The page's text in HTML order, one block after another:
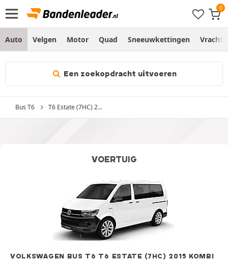
Auto Velgen Motor Quad Sneeuwkettingen
Een zoekopdracht uitvoeren
Bus T6 T6 Estate (7HC) 2...
VOERTUIG
VOLKSWAGEN BUS T6 T6 ESTATE (7HC) 2015 KOMBI